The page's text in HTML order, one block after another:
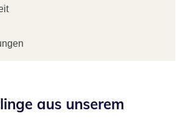
aus unserem